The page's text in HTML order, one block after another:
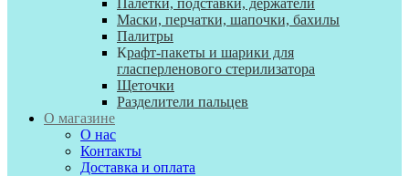
Палетки, подставки, держатели
Маски, перчатки, шапочки, бахилы
Палитры
Крафт-пакеты и шарики для
гласперленового стерилизатора
Щеточки
Разделители пальцев
О магазине
О нас
Контакты
Доставка и оплата